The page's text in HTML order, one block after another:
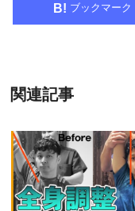
B! ブックマーク
関連記事